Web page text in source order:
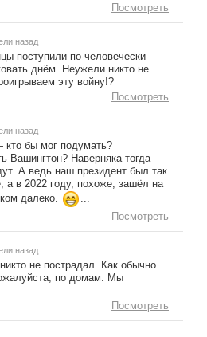
Посмотреть
назад
поступили по-человечески —
днём. Неужели никто не
эту войну!?
Посмотреть
назад
бы мог подумать?
Вашингтон? Наверняка тогда
А ведь наш президент был так
а в 2022 году, похоже, зашёл на
далеко.
...
Посмотреть
назад
не пострадал. Как обычно.
по домам. Мы
Посмотреть